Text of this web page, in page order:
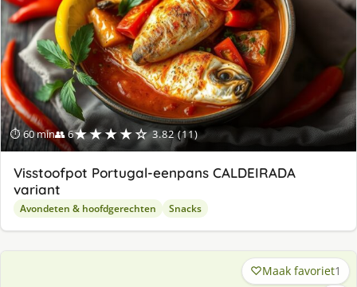
⏱ 60 min👥 6★★★★☆ 3.82 (11)
Visstoofpot Portugal-eenpans CALDEIRADA
variant
Avondeten & hoofdgerechten Snacks
Maak favoriet1